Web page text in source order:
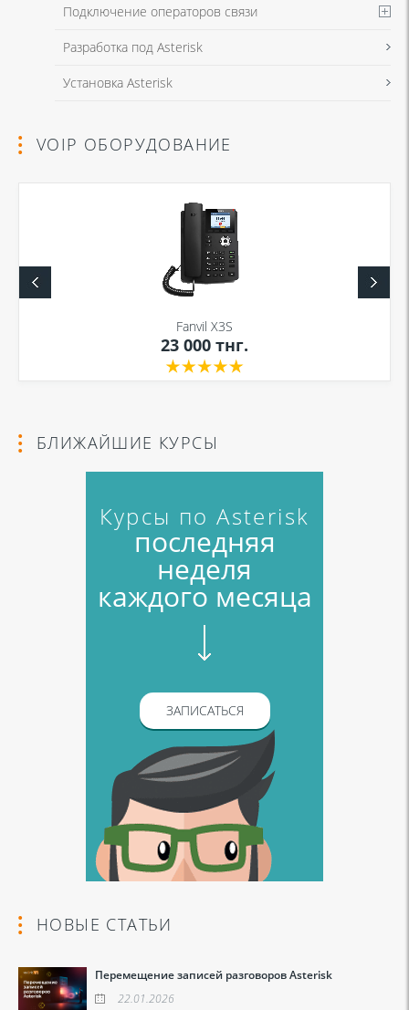
Подключение операторов связи
Разработка под Asterisk
Установка Asterisk
VOIP ОБОРУДОВАНИЕ
Fanvil X3S
23 000 тнг.
БЛИЖАЙШИЕ КУРСЫ
Курсы по Asterisk
последняя
неделя
каждого месяца
ЗАПИСАТЬСЯ
НОВЫЕ СТАТЬИ
Перемещение записей разговоров Asterisk
22.01.2026